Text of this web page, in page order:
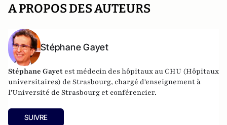
A PROPOS DES AUTEURS
Stéphane Gayet
Stéphane Gayet est médecin des hôpitaux au CHU (Hôpitaux
universitaires) de Strasbourg, chargé d'enseignement à
l'Université de Strasbourg et conférencier.
SUIVRE